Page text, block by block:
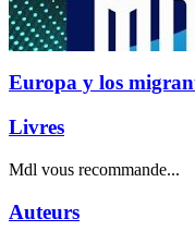
Europa y los
Livres
Mdl vous recommande...
Auteurs